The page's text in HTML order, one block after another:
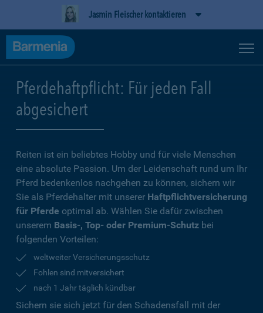
Jasmin Fleischer kontaktieren
Pferdehaftpflicht: Für jeden Fall
abgesichert
Reiten ist ein beliebtes Hobby und für viele Menschen
eine absolute Passion. Um der Leidenschaft rund um Ihr
Pferd bedenkenlos nachgehen zu können, sichern wir
Sie als Pferdehalter mit unserer Haftpflichtversicherung
für Pferde optimal ab. Wählen Sie dafür zwischen
unserem Basis-, Top- oder Premium-Schutz bei
folgenden Vorteilen:
weltweiter Versicherungsschutz
Fohlen sind mitversichert
nach 1 Jahr täglich kündbar
Sichern sie sich jetzt für den Schadensfall mit der